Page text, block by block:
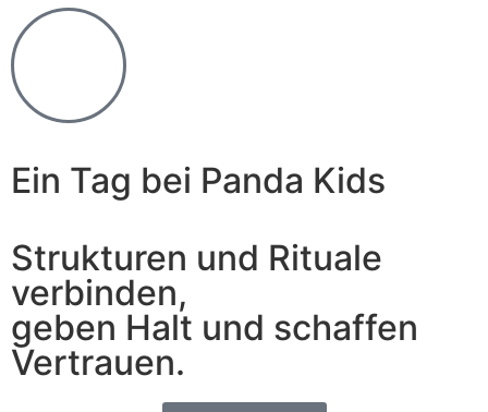
Ein Tag bei Panda Kids
Strukturen und Rituale
verbinden,
geben Halt und schaffen
Vertrauen.